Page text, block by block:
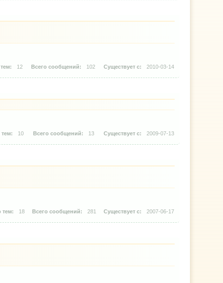
12 102 2010-03-14
10 13 2009-07-13
18 281 2007-06-17